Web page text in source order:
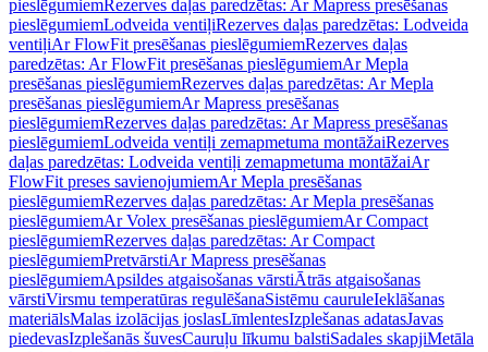
pieslēgumiemRezerves daļas paredzētas: Ar Mapress presēšanas
pieslēgumiemLodveida ventiļiRezerves daļas paredzētas: Lodveida
ventiļiAr FlowFit presēšanas pieslēgumiemRezerves daļas
paredzētas: Ar FlowFit presēšanas pieslēgumiemAr Mepla
presēšanas pieslēgumiemRezerves daļas paredzētas: Ar Mepla
presēšanas pieslēgumiemAr Mapress presēšanas
pieslēgumiemRezerves daļas paredzētas: Ar Mapress presēšanas
pieslēgumiemLodveida ventiļi zemapmetuma montāžaiRezerves
daļas paredzētas: Lodveida ventiļi zemapmetuma montāžaiAr
FlowFit preses savienojumiemAr Mepla presēšanas
pieslēgumiemRezerves daļas paredzētas: Ar Mepla presēšanas
pieslēgumiemAr Volex presēšanas pieslēgumiemAr Compact
pieslēgumiemRezerves daļas paredzētas: Ar Compact
pieslēgumiemPretvārstiAr Mapress presēšanas
pieslēgumiemApsildes atgaisošanas vārstiĀtrās atgaisošanas
vārstiVirsmu temperatūras regulēšanaSistēmu cauruleIeklāšanas
materiālsMalas izolācijas joslasLīmlentesIzplešanas adatasJavas
piedevasIzplešanās šuvesCauruļu līkumu balstiSadales skapjiMetāla